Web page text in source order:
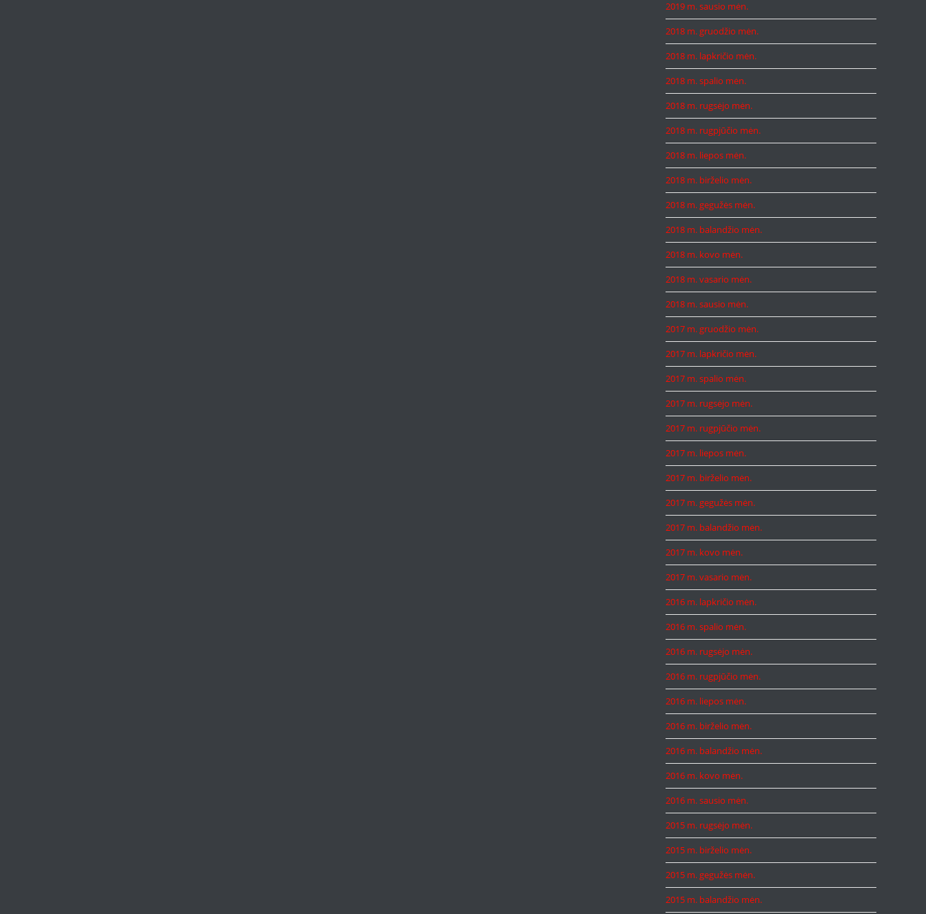
2019 m. sausio mėn.
2018 m. gruodžio mėn.
2018 m. lapkričio mėn.
2018 m. spalio mėn.
2018 m. rugsėjo mėn.
2018 m. rugpjūčio mėn.
2018 m. liepos mėn.
2018 m. birželio mėn.
2018 m. gegužės mėn.
2018 m. balandžio mėn.
2018 m. kovo mėn.
2018 m. vasario mėn.
2018 m. sausio mėn.
2017 m. gruodžio mėn.
2017 m. lapkričio mėn.
2017 m. spalio mėn.
2017 m. rugsėjo mėn.
2017 m. rugpjūčio mėn.
2017 m. liepos mėn.
2017 m. birželio mėn.
2017 m. gegužės mėn.
2017 m. balandžio mėn.
2017 m. kovo mėn.
2017 m. vasario mėn.
2016 m. lapkričio mėn.
2016 m. spalio mėn.
2016 m. rugsėjo mėn.
2016 m. rugpjūčio mėn.
2016 m. liepos mėn.
2016 m. birželio mėn.
2016 m. balandžio mėn.
2016 m. kovo mėn.
2016 m. sausio mėn.
2015 m. rugsėjo mėn.
2015 m. birželio mėn.
2015 m. gegužės mėn.
2015 m. balandžio mėn.